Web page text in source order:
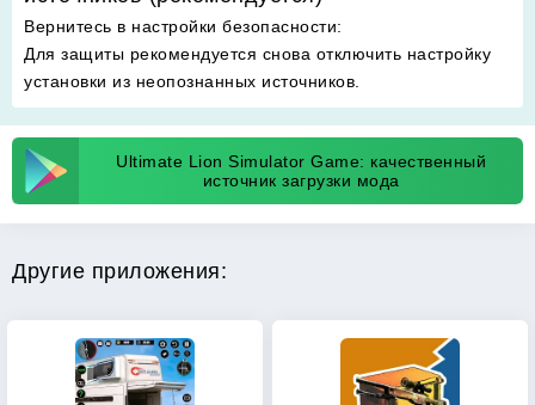
Вернитесь в настройки безопасности:
Для защиты рекомендуется снова отключить настройку
установки из неопознанных источников.
Ultimate Lion Simulator Game: качественный
источник загрузки мода
Другие приложения: